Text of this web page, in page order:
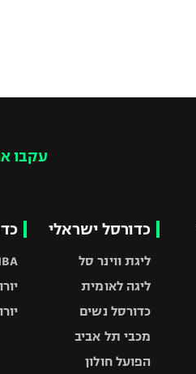
עקבו
כדורסל ישראלי
ליגת ווינר סל
ליגה לאומית
כדורסל נשים
מכבי תל אביב
הפועל חולון